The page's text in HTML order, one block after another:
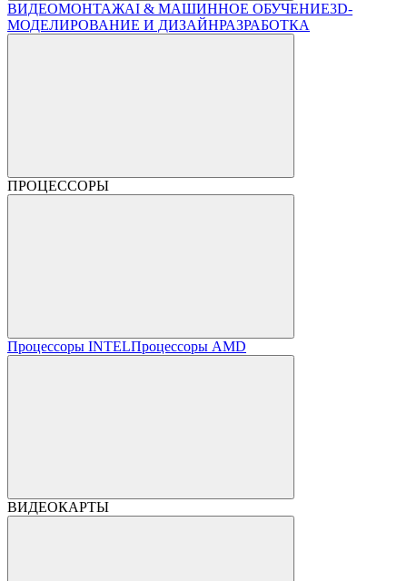
ВИДЕОМОНТАЖAI & МАШИННОЕ ОБУЧЕНИЕ3D-
МОДЕЛИРОВАНИЕ И ДИЗАЙНРАЗРАБОТКА
ПРОЦЕССОРЫ
Процессоры INTELПроцессоры AMD
ВИДЕОКАРТЫ